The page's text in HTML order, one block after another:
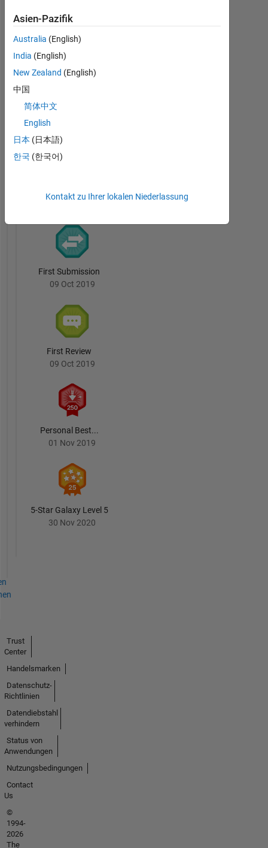
Answers
Abzeichen
First Answer
20 Jul 2017
Abzeichen
First Submission
09 Oct 2019
First Review
09 Oct 2019
Personal Best...
01 Nov 2019
5-Star Galaxy Level 5
30 Nov 2020
Asien-Pazifik
Australia (English)
India (English)
New Zealand (English)
中国
简体中文
English
日本 (日本語)
한국 (한국어)
Kontakt zu Ihrer lokalen Niederlassung
Trust
Center
Handelsmarken
Datenschutz-
Richtlinien
Datendiebstahl
verhindern
Status von
Anwendungen
Nutzungsbedingungen
Contact
Us
©
1994-
2026
The